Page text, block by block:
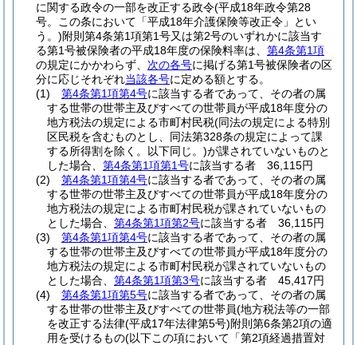
に関する政令の一部を改正する政令(平成18年政令第28
号。この条において「平成18年介護保険等改正令」とい
う。)附則第4条第1項第1号又は第2号のいずれかに該当す
る第1号被保険者の平成18年度の保険料率は、 第4条第1項
の規定にかかわらず、 次の各号に掲げる第1号被保険者の区
分に応じそれぞれ当該各号に定める額とする。
(1)
第4条第1項第4号に該当する者であって、その者の属
する世帯の世帯主及びすべての世帯員が平成18年度分の
地方税法の規定による市町村民税(同法の規定による特別
区民税を含むものとし、同法第328条の規定によって課
する所得割を除く。以下同じ。)が課されていないものと
した場合、 第4条第1項第1号に該当する者 36,115円
(2)
第4条第1項第4号に該当する者であって、その者の属
する世帯の世帯主及びすべての世帯員が平成18年度分の
地方税法の規定による市町村民税が課されていないもの
とした場合、 第4条第1項第2号に該当する者 36,115円
(3)
第4条第1項第4号に該当する者であって、その者の属
する世帯の世帯主及びすべての世帯員が平成18年度分の
地方税法の規定による市町村民税が課されていないもの
とした場合、 第4条第1項第3号に該当する者 45,417円
(4)
第4条第1項第5号に該当する者であって、その者の属
する世帯の世帯主及びすべての世帯員(地方税法等の一部
を改正する法律(平成17年法律第5号)附則第6条第2項の適
用を受けるもの(以下この項において「第2項経過措置対